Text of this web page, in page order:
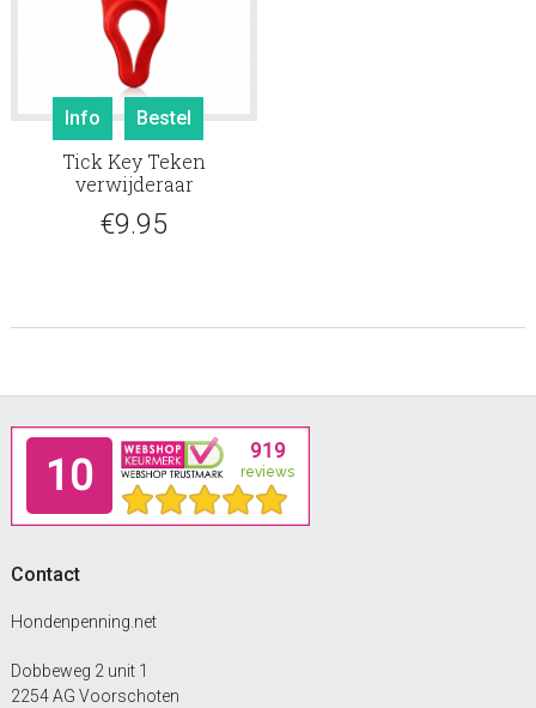
Info Bestel
Tick Key Teken
verwijderaar
€9.95
Footer
Contact
Hondenpenning.net
Dobbeweg 2 unit 1
2254 AG Voorschoten